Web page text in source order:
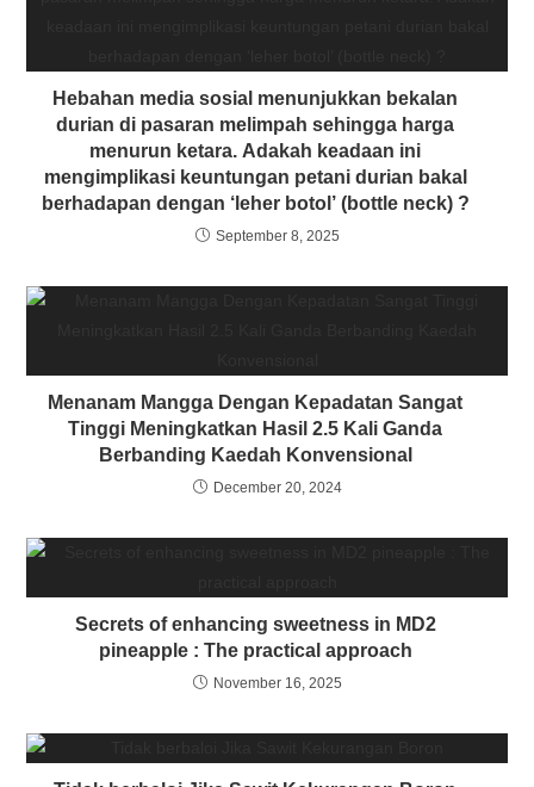
Hebahan media sosial menunjukkan bekalan
durian di pasaran melimpah sehingga harga
menurun ketara. Adakah keadaan ini
mengimplikasi keuntungan petani durian bakal
berhadapan dengan ‘leher botol’ (bottle neck) ?
September 8, 2025
Menanam Mangga Dengan Kepadatan Sangat
Tinggi Meningkatkan Hasil 2.5 Kali Ganda
Berbanding Kaedah Konvensional
December 20, 2024
Secrets of enhancing sweetness in MD2
pineapple : The practical approach
November 16, 2025